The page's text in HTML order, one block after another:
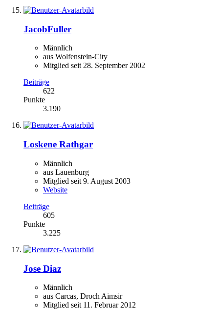
JacobFuller
Männlich
aus Wolfenstein-City
Mitglied seit 28. September 2002
Beiträge
622
Punkte
3.190
Loskene Rathgar
Männlich
aus Lauenburg
Mitglied seit 9. August 2003
Website
Beiträge
605
Punkte
3.225
Jose Diaz
Männlich
aus Carcas, Droch Aimsir
Mitglied seit 11. Februar 2012